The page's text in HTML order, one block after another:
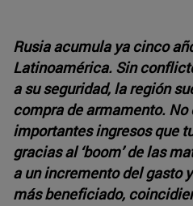
Rusia acumula ya cinco
Latinoamérica. Sin
a su seguridad, la región
compra de armamento. No
importantes ingresos que
gracias al ‘boom’ de las
a un incremento del gasto
más beneficiado,